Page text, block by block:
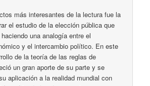
más interesantes de la lectura fue la
el estudio de la elección pública que
una analogía entre el
y el intercambio político. En este
de la teoría de las reglas de
un gran aporte de su parte y se
aplicación a la realidad mundial con